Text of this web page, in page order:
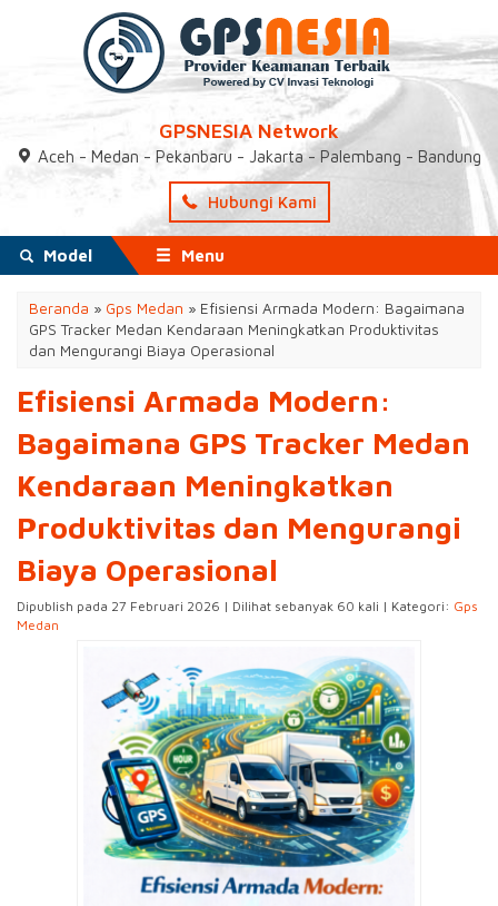
GPSNESIA Network
Aceh - Medan - Pekanbaru - Jakarta - Palembang - Bandung
Hubungi Kami
Model Menu
Beranda » Gps Medan » Efisiensi Armada Modern: Bagaimana
GPS Tracker Medan Kendaraan Meningkatkan Produktivitas
dan Mengurangi Biaya Operasional
Efisiensi Armada Modern:
Bagaimana GPS Tracker Medan
Kendaraan Meningkatkan
Produktivitas dan Mengurangi
Biaya Operasional
Dipublish pada 27 Februari 2026 | Dilihat sebanyak 60 kali | Kategori: Gps
Medan